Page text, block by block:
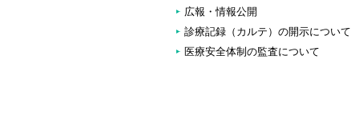
広報・情報公開
診療記録（カルテ）の開示について
医療安全体制の監査について